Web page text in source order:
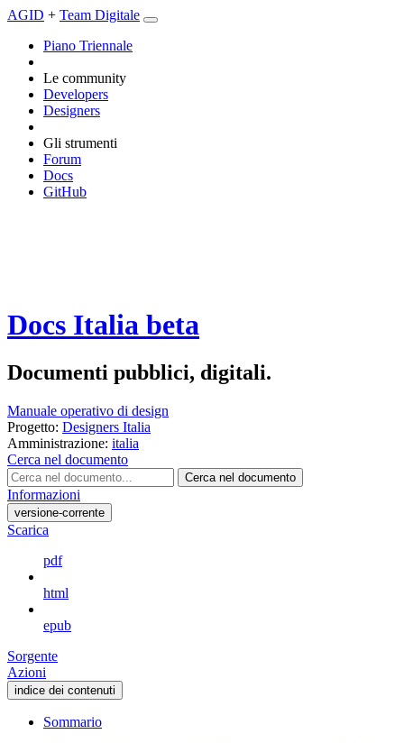
AGID + Team Digitale
Piano Triennale
Le community
Developers
Designers
Gli strumenti
Forum
Docs
GitHub
Docs Italia beta
Documenti pubblici, digitali.
Manuale operativo di design
Progetto: Designers Italia
Amministrazione: italia
Cerca nel documento
Cerca nel documento
Informazioni
versione-corrente
Scarica
pdf
html
epub
Sorgente
Azioni
indice dei contenuti
Sommario